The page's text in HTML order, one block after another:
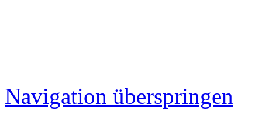
Navigation überspringen